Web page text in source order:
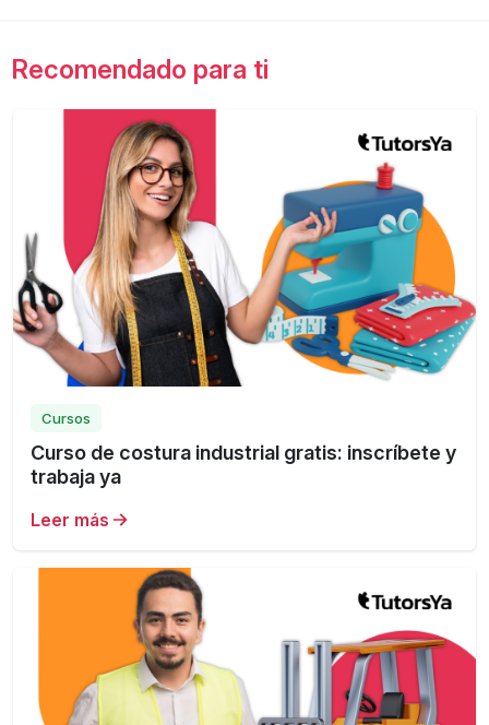
Recomendado para ti
Cursos
Curso de costura industrial gratis: inscríbete y
trabaja ya
Leer más